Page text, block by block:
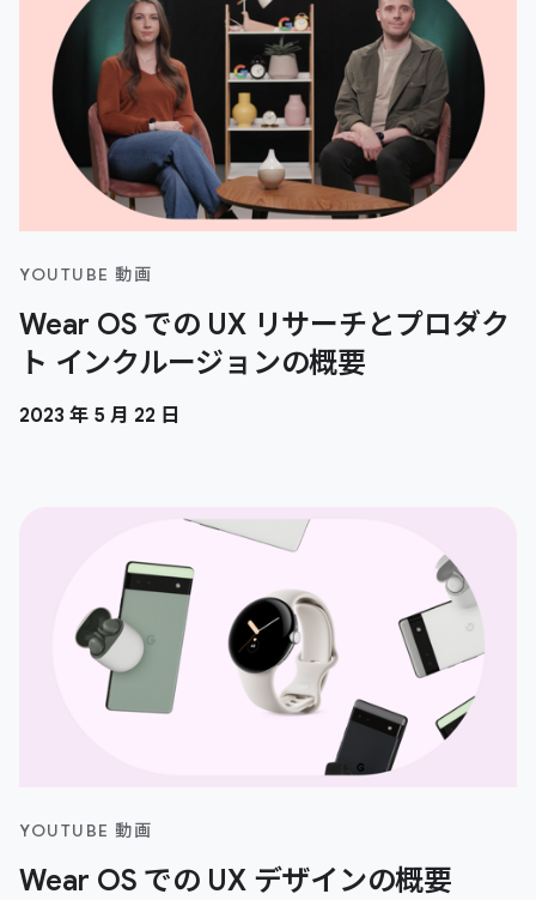
YOUTUBE 動画
Wear OS での UX リサーチとプロダク
ト インクルージョンの概要
2023 年 5 月 22 日
YOUTUBE 動画
Wear OS での UX デザインの概要